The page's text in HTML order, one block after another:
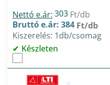
Nettó e.ár: 303 Ft/db
Bruttó e.ár: 384 Ft/db
Kiszerelés: 1db/csomag
Készleten